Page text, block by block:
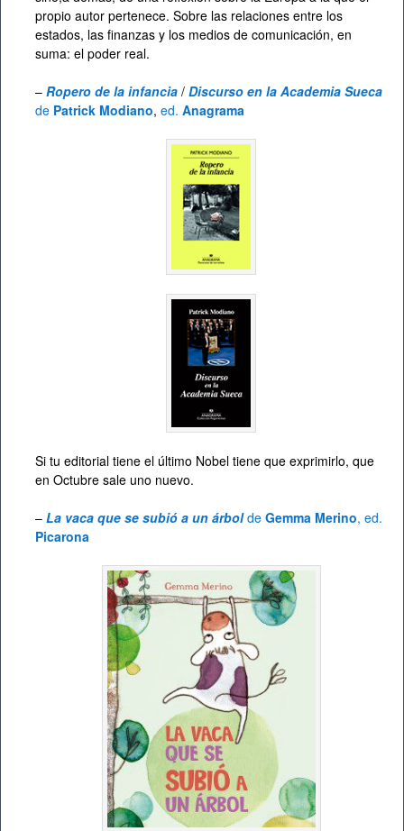
propio autor pertenece. Sobre las relaciones entre los
estados, las finanzas y los medios de comunicación, en
suma: el poder real.
– Ropero de la infancia / Discurso en la Academia Sueca
de Patrick Modiano, ed. Anagrama
Si tu editorial tiene el último Nobel tiene que exprimirlo, que
en Octubre sale uno nuevo.
– La vaca que se subió a un árbolde Gemma Merino, ed.
Picarona